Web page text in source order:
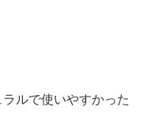
ルで使いやすかった